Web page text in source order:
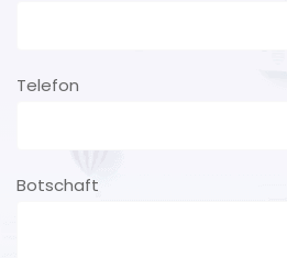
Telefon
Botschaft